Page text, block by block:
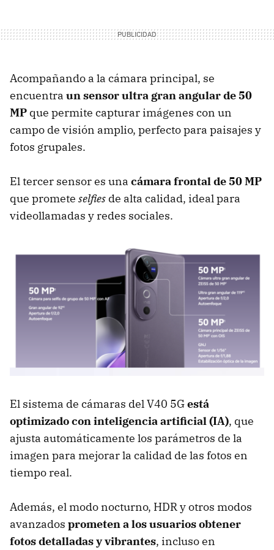
Acompañando a la cámara principal, se
encuentra un sensor ultra gran angular de 50
MP que permite capturar imágenes con un
campo de visión amplio, perfecto para paisajes y
fotos grupales.
El tercer sensor es una cámara frontal de 50 MP
que promete selfies de alta calidad, ideal para
videollamadas y redes sociales.
El sistema de cámaras del V40 5Gestá
optimizado con inteligencia artificial (IA), que
ajusta automáticamente los parámetros de la
imagen para mejorar la calidad de las fotos en
tiempo real.
Además, el modo nocturno, HDR y otros modos
avanzados prometen a los usuarios obtener
fotos detalladas y vibrantes, incluso en